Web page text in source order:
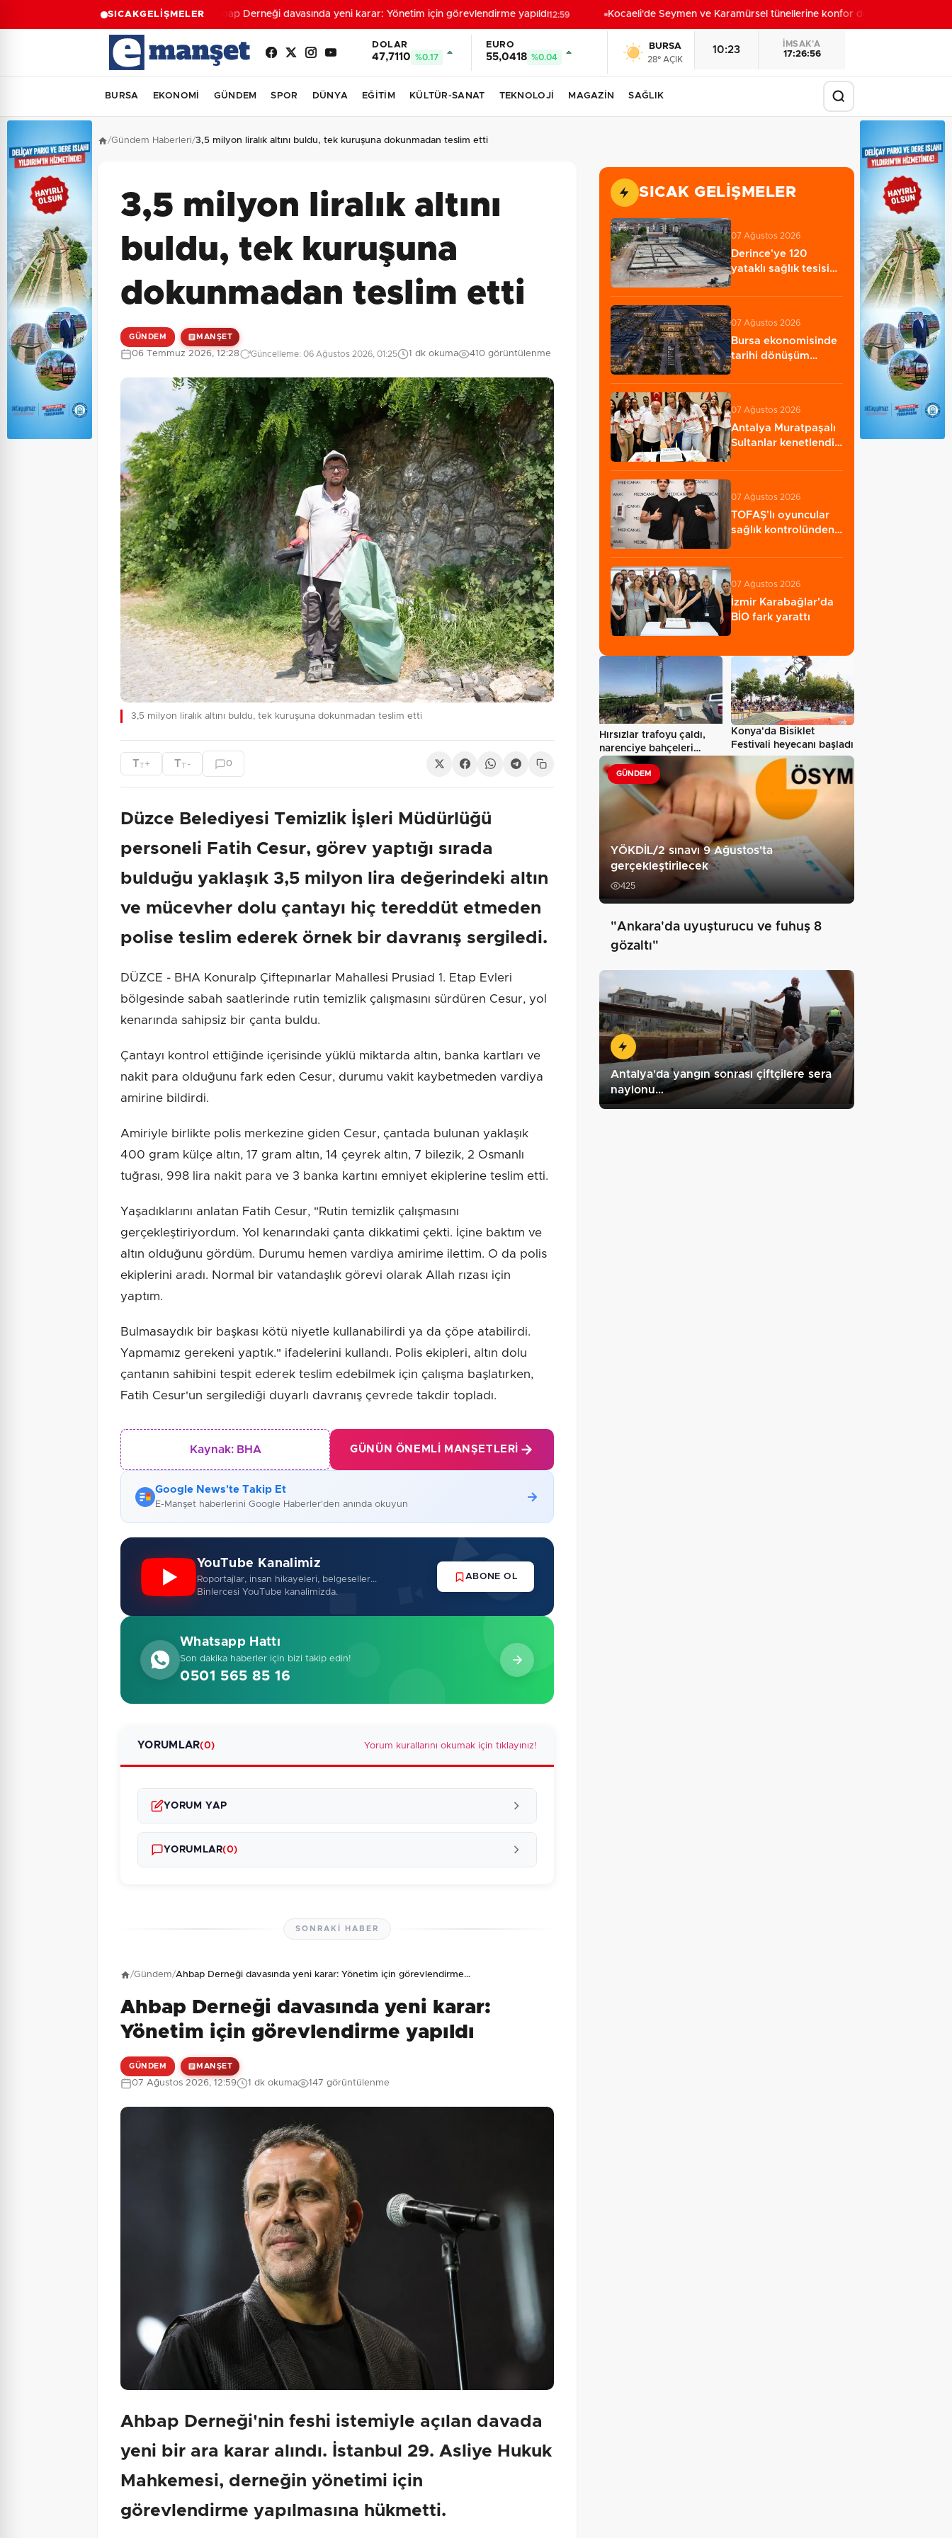
SICAKGELİŞMELERAhbap Derneği davasında yeni karar: Yönetim için görevlendirme yapıldı 12:59 Kocaeli'de Seymen ve Karamürsel tünellerine konfor dokunuşu
DOLAR
47,7110 %0.17
EURO
55,0418 %0.04
BURSA
28° AÇIK
10:23
İMSAK'A
17:26:54
BURSA EKONOMİ GÜNDEM SPOR DÜNYA EĞİTİM KÜLTÜR-SANAT TEKNOLOJİ MAGAZİN SAĞLIK
/Gündem Haberleri/3,5 milyon liralık altını buldu, tek kuruşuna dokunmadan teslim etti
3,5 milyon liralık altını
buldu, tek kuruşuna
dokunmadan teslim etti
GÜNDEM MANŞET
06 Temmuz 2026, 12:28 Güncelleme: 06 Ağustos 2026, 01:25 1 dk okuma 410 görüntülenme
3,5 milyon liralık altını buldu, tek kuruşuna dokunmadan teslim etti
TT+ TT - 0
Düzce Belediyesi Temizlik İşleri Müdürlüğü
personeli Fatih Cesur, görev yaptığı sırada
bulduğu yaklaşık 3,5 milyon lira değerindeki altın
ve mücevher dolu çantayı hiç tereddüt etmeden
polise teslim ederek örnek bir davranış sergiledi.
DÜZCE - BHA Konuralp Çiftepınarlar Mahallesi Prusiad 1. Etap Evleri
bölgesinde sabah saatlerinde rutin temizlik çalışmasını sürdüren Cesur, yol
kenarında sahipsiz bir çanta buldu.
Çantayı kontrol ettiğinde içerisinde yüklü miktarda altın, banka kartları ve
nakit para olduğunu fark eden Cesur, durumu vakit kaybetmeden vardiya
amirine bildirdi.
Amiriyle birlikte polis merkezine giden Cesur, çantada bulunan yaklaşık
400 gram külçe altın, 17 gram altın, 14 çeyrek altın, 7 bilezik, 2 Osmanlı
tuğrası, 998 lira nakit para ve 3 banka kartını emniyet ekiplerine teslim etti.
Yaşadıklarını anlatan Fatih Cesur, "Rutin temizlik çalışmasını
gerçekleştiriyordum. Yol kenarındaki çanta dikkatimi çekti. İçine baktım ve
altın olduğunu gördüm. Durumu hemen vardiya amirime ilettim. O da polis
ekiplerini aradı. Normal bir vatandaşlık görevi olarak Allah rızası için
yaptım.
Bulmasaydık bir başkası kötü niyetle kullanabilirdi ya da çöpe atabilirdi.
Yapmamız gerekeni yaptık." ifadelerini kullandı. Polis ekipleri, altın dolu
çantanın sahibini tespit ederek teslim edebilmek için çalışma başlatırken,
Fatih Cesur'un sergilediği duyarlı davranış çevrede takdir topladı.
Kaynak: BHA GÜNÜN ÖNEMLI MANŞETLERI
Google News'te Takip Et
E-Manşet haberlerini Google Haberler'den anında okuyun
YouTube Kanalimiz
Roportajlar, insan hikayeleri, belgeseller...
Binlercesi YouTube kanalimizda.
ABONE OL
Whatsapp Hattı
Son dakika haberler için bizi takip edin!
0501 565 85 16
YORUMLAR(0) Yorum kurallarını okumak için tıklayınız!
YORUM YAP
Güvenlik Sorusu: 1 + 8 = ? Gönder
YORUMLAR(0)
SONRAKI HABER
/Gündem/Ahbap Derneği davasında yeni karar: Yönetim için görevlendirme…
Ahbap Derneği davasında yeni karar:
Yönetim için görevlendirme yapıldı
GÜNDEM MANŞET
07 Ağustos 2026, 12:59 1 dk okuma 147 görüntülenme
Ahbap Derneği'nin feshi istemiyle açılan davada
yeni bir ara karar alındı. İstanbul 29. Asliye Hukuk
Mahkemesi, derneğin yönetimi için
görevlendirme yapılmasına hükmetti.
SICAK GELIŞMELER
07 Ağustos 2026
Derince'ye 120
yataklı sağlık tesisi
07 Ağustos 2026
Bursa ekonomisinde
tarihi dönüşüm
başladı...…
07 Ağustos 2026
Antalya Muratpaşalı
Sultanlar kenetlendi,
07 Ağustos 2026
TOFAŞ'lı oyuncular
sağlık kontrolünden
07 Ağustos 2026
İzmir Karabağlar'da
BİO fark yarattı
Hırsızlar trafoyu çaldı,
narenciye bahçeleri
susuz…
Konya'da Bisiklet
Festivali heyecanı başladı
GÜNDEM
YÖKDİL/2 sınavı 9 Ağustos'ta
gerçekleştirilecek
425
"Ankara'da uyuşturucu ve fuhuş 8
gözaltı"
Antalya'da yangın sonrası çiftçilere sera
naylonu…